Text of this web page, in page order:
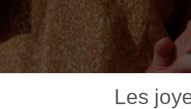
Les